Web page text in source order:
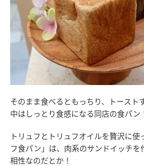
そのまま食べるともっちり、トースト
中はしっとり食感になる同店の食パン
トリュフとトリュフオイルを贅沢に使
フ食パン」は、肉系のサンドイッチ
相性なのだとか！